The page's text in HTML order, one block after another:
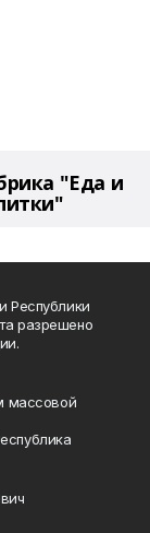
"Еда и
Республики
разрешено
массовой